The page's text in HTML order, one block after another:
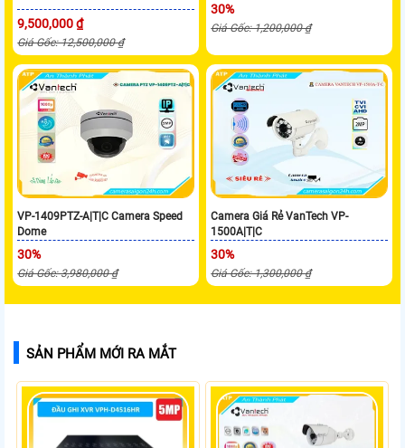
9,500,000 ₫
Giá Gốc: 12,500,000 ₫
30%
Giá Gốc: 1,200,000 ₫
VP-1409PTZ-A|T|C Camera Speed
Dome
30%
Giá Gốc: 3,980,000 ₫
Camera Giá Rẻ VanTech VP-
1500A|T|C
30%
Giá Gốc: 1,300,000 ₫
SẢN PHẨM MỚI RA MẮT